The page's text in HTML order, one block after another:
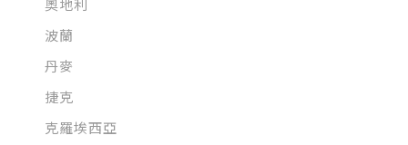
奧地利
波蘭
丹麥
捷克
克羅埃西亞